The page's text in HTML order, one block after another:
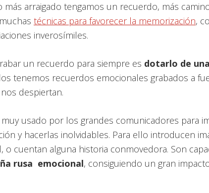
más arraigado tengamos un recuerdo, más
técnicas para favorecer la memorización,
inverosímiles.
un recuerdo para siempre es dotarlo de
tenemos recuerdos emocionales grabados a
despiertan.
usado por los grandes comunicadores para
y hacerlas inolvidables. Para ello introducen
o cuentan alguna historia conmovedora. Son
rusa emocional, consiguiendo un gran